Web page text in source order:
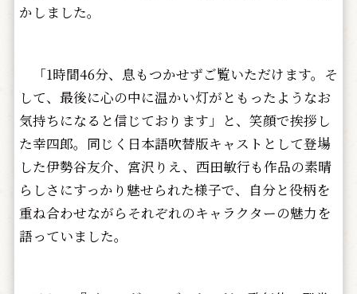
かしました。
「1時間46分、息もつかせずご覧いただけます。そ
して、最後に心の中に温かい灯がともったようなお
気持ちになると信じております」と、笑顔で挨拶し
た幸四郎。同じく日本語吹替版キャストとして登場
した伊勢谷友介、宮沢りえ、西田敏行も作品の素晴
らしさにすっかり魅せられた様子で、自分と役柄を
重ね合わせながらそれぞれのキャラクターの魅力を
語っていました。